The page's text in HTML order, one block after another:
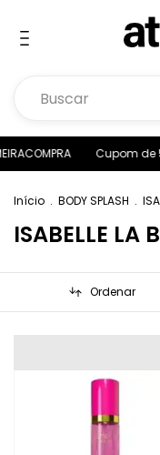
Cupom de
Início . BODY SPLASH .
ISABELLE LA
Ordenar